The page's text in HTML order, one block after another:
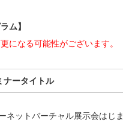
ム】
になる可能性がございます。
ナータイトル
ネットバーチャル展示会はじ